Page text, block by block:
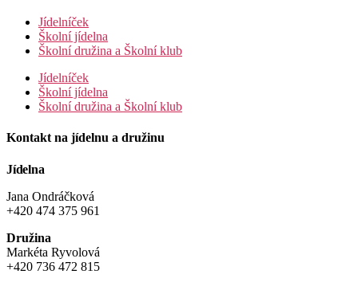
Jídelníček
Školní jídelna
Školní družina a Školní klub
Jídelníček
Školní jídelna
Školní družina a Školní klub
Kontakt na jídelnu a družinu
Jídelna
Jana Ondráčková
+420 474 375 961
Družina
Markéta Ryvolová
+420 736 472 815